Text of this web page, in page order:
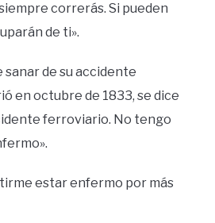
correrás. Si pueden
de ti».
sanar de su accidente
en octubre de 1833, se dice
ferroviario. No tengo
estar enfermo por más